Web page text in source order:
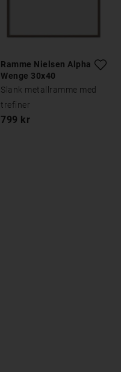
Ramme Nielsen Alpha
Wenge 30x40
Slank metallramme med
trefiner
799 kr